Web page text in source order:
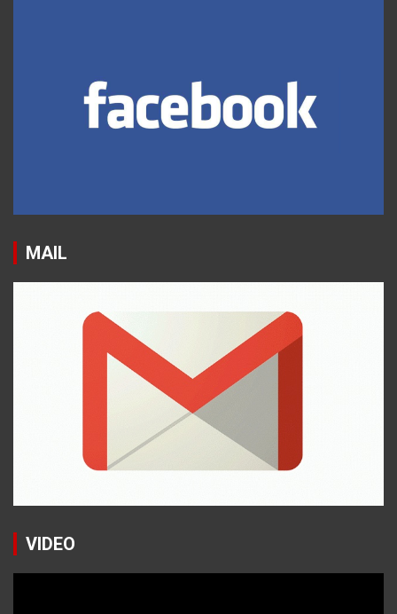
MAIL
VIDEO